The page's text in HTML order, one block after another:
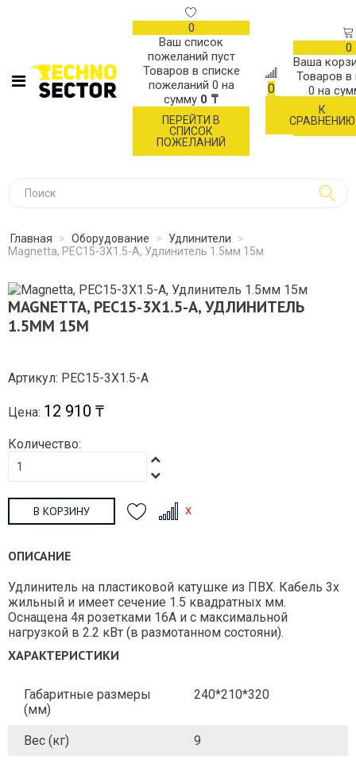
0
Ваш список
пожеланий пуст
Товаров в списке
пожеланий 0 на
сумму 0 ₸
ПЕРЕЙТИ В
СПИСОК
ПОЖЕЛАНИЙ
0
К
СРАВНЕНИЮ
0
Ваша
Товаров в
0 на
Главная > Оборудование > Удлинители
>
Magnetta, PEC15-3X1.5-A, Удлинитель 1.5мм 15м
MAGNETTA, PEC15-3X1.5-A, УДЛИНИТЕЛЬ
1.5ММ 15М
Артикул: PEC15-3X1.5-A
Цена: 12 910 ₸
Количество:
В КОРЗИНУ
ОПИСАНИЕ
Удлинитель на пластиковой катушке из ПВХ. Кабель 3х
жильный и имеет сечение 1.5 квадратных мм.
Оснащена 4я розетками 16А и с максимальной
нагрузкой в 2.2 кВт (в размотанном состояни).
ХАРАКТЕРИСТИКИ
Габаритные размеры
(мм)
240*210*320
Вес (кг) 9